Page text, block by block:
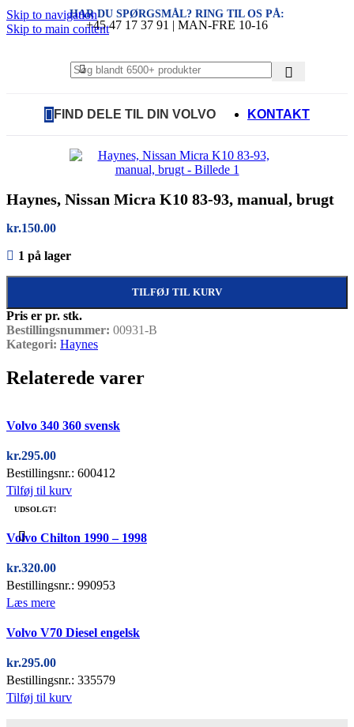
Skip to navigation
Skip to main content
HAR DU SPØRGSMÅL? RING TIL OS PÅ:
+45 47 17 37 91 | MAN-FRE 10-16
FIND DELE TIL DIN VOLVO KONTAKT
Haynes, Nissan Micra K10 83-93, manual, brugt
kr.150.00
1 på lager
TILFØJ TIL KURV
Pris er pr. stk.
Bestillingsnummer: 00931-B
Kategori: Haynes
Relaterede varer
Volvo 340 360 svensk
kr.295.00
Bestillingsnr.: 600412
Tilføj til kurv
UDSOLGT!
Volvo Chilton 1990 – 1998
kr.320.00
Bestillingsnr.: 990953
Læs mere
Volvo V70 Diesel engelsk
kr.295.00
Bestillingsnr.: 335579
Tilføj til kurv